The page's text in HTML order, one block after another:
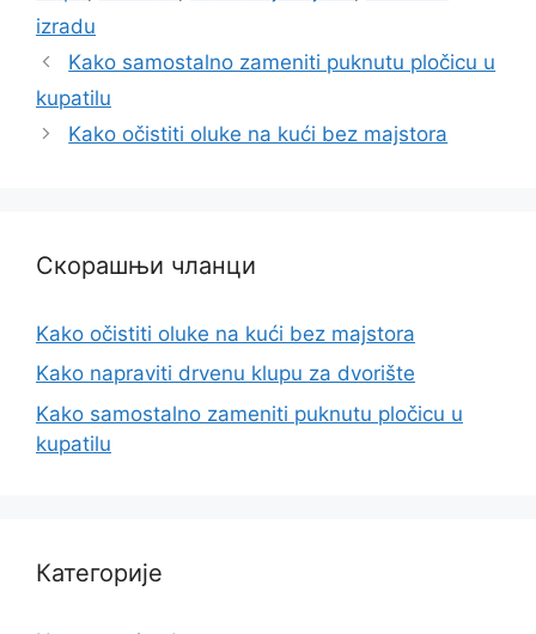
izradu
Kako samostalno zameniti puknutu pločicu u
kupatilu
Kako očistiti oluke na kući bez majstora
Скорашњи чланци
Kako očistiti oluke na kući bez majstora
Kako napraviti drvenu klupu za dvorište
Kako samostalno zameniti puknutu pločicu u
kupatilu
Категорије